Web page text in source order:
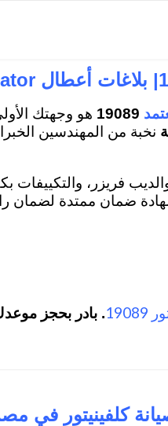
19089 هو وجهتك
نخبة من المهندسين
والديب فريزر، والتكييفات
. بادر بحجز
كلفينيتور في